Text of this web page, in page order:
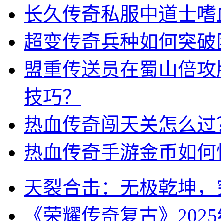
长久传奇私服中道士
超变传奇兵种如何突
盟重传送员在蜀山倍
技巧？
热血传奇闯天关怎么
热血传奇手游金币如
天裂合击：无极乾坤
《荣耀传奇复古》